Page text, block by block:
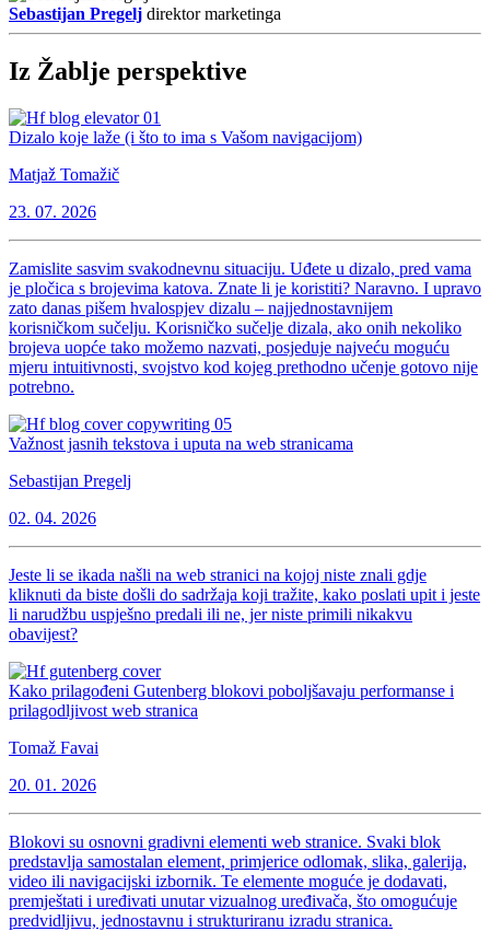
Sebastijan Pregelj direktor marketinga
Iz Žablje perspektive
Dizalo koje laže (i što to ima s Vašom navigacijom)
Matjaž Tomažič
23. 07. 2026
Zamislite sasvim svakodnevnu situaciju. Uđete u dizalo, pred vama
je pločica s brojevima katova. Znate li je koristiti? Naravno. I upravo
zato danas pišem hvalospjev dizalu – najjednostavnijem
korisničkom sučelju. Korisničko sučelje dizala, ako onih nekoliko
brojeva uopće tako možemo nazvati, posjeduje najveću moguću
mjeru intuitivnosti, svojstvo kod kojeg prethodno učenje gotovo nije
potrebno.
Važnost jasnih tekstova i uputa na web stranicama
Sebastijan Pregelj
02. 04. 2026
Jeste li se ikada našli na web stranici na kojoj niste znali gdje
kliknuti da biste došli do sadržaja koji tražite, kako poslati upit i jeste
li narudžbu uspješno predali ili ne, jer niste primili nikakvu
obavijest?
Kako prilagođeni Gutenberg blokovi poboljšavaju performanse i
prilagodljivost web stranica
Tomaž Favai
20. 01. 2026
Blokovi su osnovni gradivni elementi web stranice. Svaki blok
predstavlja samostalan element, primjerice odlomak, slika, galerija,
video ili navigacijski izbornik. Te elemente moguće je dodavati,
premještati i uređivati unutar vizualnog uređivača, što omogućuje
predvidljivu, jednostavnu i strukturiranu izradu stranica.